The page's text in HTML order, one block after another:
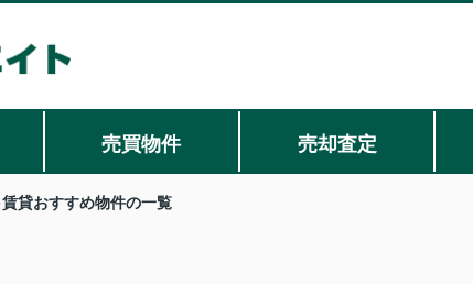
売買物件 売却査定
賃貸おすすめ物件の一覧